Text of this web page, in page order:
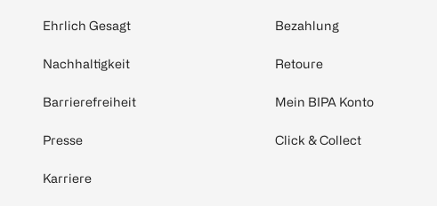
Ehrlich Gesagt
Nachhaltigkeit
Barrierefreiheit
Presse
Karriere
Bezahlung
Retoure
Mein BIPA Konto
Click & Collect